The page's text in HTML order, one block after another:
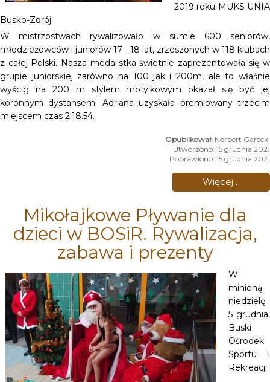
2019 roku MUKS UNIA
Busko-Zdrój.
W mistrzostwach rywalizowało w sumie 600 seniorów,
młodzieżowców i juniorów 17 - 18 lat, zrzeszonych w 118 klubach
z całej Polski. Nasza medalistka świetnie zaprezentowała się w
grupie juniorskiej zarówno na 100 jak i 200m, ale to właśnie
wyścig na 200 m stylem motylkowym okazał się być jej
koronnym dystansem. Adriana uzyskała premiowany trzecim
miejscem czas 2:18.54.
Norbert Garecki
Utworzono: 15 grudnia 2021
Poprawiono: 15 grudnia 2021
Więcej…
Mikołajkowe Pływanie dla
dzieci w BOSiR. Rywalizacja,
zabawa i prezenty
W
minioną
niedzielę
5 grudnia,
Buski
Ośrodek
Sportu i
Rekreacji